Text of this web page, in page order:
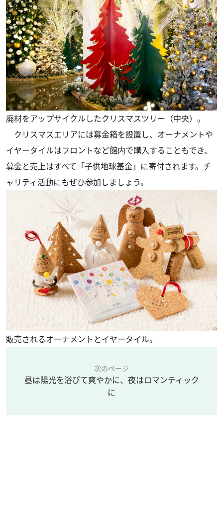
廃材をアップサイクルしたクリスマスツリー（中央）。
クリスマスエリアには募金箱を設置し、オーナメントや
イヤータイルはフロントなど館内で購入することもでき、
募金と売上はすべて「子供地球基金」に寄付されます。チ
ャリティ活動にもぜひ参加しましょう。
販売されるオーナメントとイヤータイル。
次のページ
昼は陽光を浴びて爽やかに、夜はロマンティック
に